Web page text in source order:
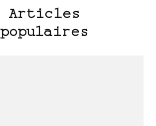
Articles
populaires